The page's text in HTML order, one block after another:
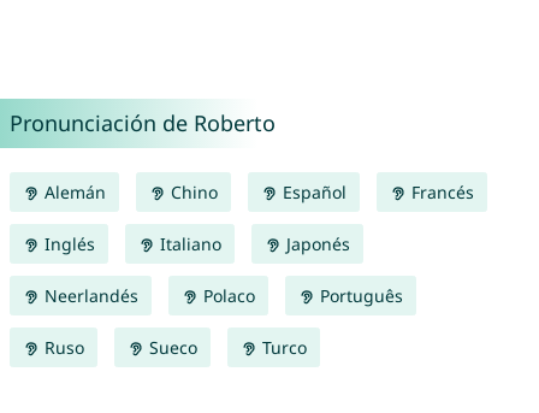
Pronunciación de Roberto
Alemán Chino Español Francés
Inglés Italiano Japonés
Neerlandés Polaco Português
Ruso Sueco Turco